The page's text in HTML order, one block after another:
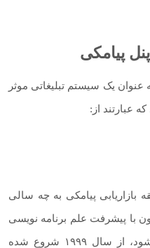
عنوان یک سیستم تبلیغاتی موثر
بازاریابی پیامکی به چه سالی
با پیشرفت علم برنامه نویسی
بر بستر پنل‌های پیامکی انجام می‌شود، از سال ۱۹۹۹ شروع شده